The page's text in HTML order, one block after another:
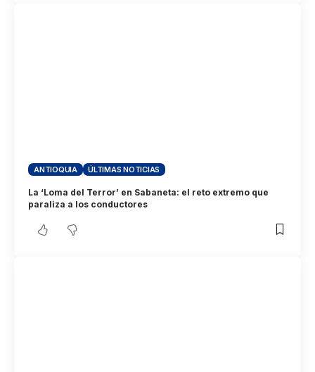
ANTIOQUIA ÚLTIMAS NOTICIAS
La ‘Loma del Terror’ en Sabaneta: el reto extremo que
paraliza a los conductores